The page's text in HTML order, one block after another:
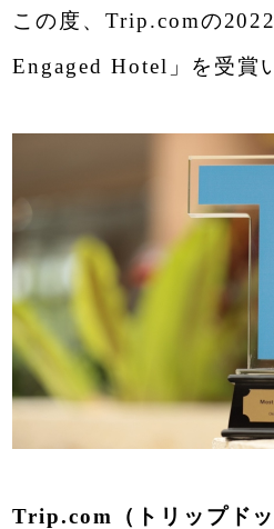
名護・那覇周遊プラン
ご予約内容照会／キ
Special
この度、Trip.comの
Engaged Hotel」を受賞
Trip.com（トリップド